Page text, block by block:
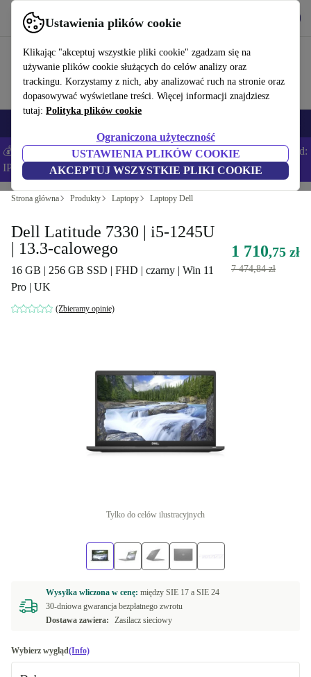
Ustawienia plików cookie
Klikając "akceptuj wszystkie pliki cookie" zgadzam się na
używanie plików cookie służących do celów analizy oraz
trackingu. Korzystamy z nich, aby analizować ruch na stronie oraz
dopasowywać wyświetlane treści. Więcej informacji znajdziesz
tutaj: Polityka plików cookie
Ograniczona użyteczność
USTAWIENIA PLIKÓW COOKIE
AKCEPTUJ WSZYSTKIE PLIKI COOKIE
Korzystaj z refurbed szybko i łatwo
💰Zaoszczędź DODATKOWE 5% na wszystkich iPhone’ach – Kod:
IPHONEDEAL –Regulamin
Strona główna Produkty Laptopy Laptopy Dell
Dell Latitude 7330 | i5-1245U
| 13.3-calowego
16 GB | 256 GB SSD | FHD | czarny | Win 11
Pro | UK
(Zbieramy opinie)
1 710,75 zł
7 474,84 zł
Tylko do celów ilustracyjnych
Wysyłka wliczona w cenę: między SIE 17 a SIE 24
30-dniowa gwarancja bezpłatnego zwrotu
Dostawa zawiera:
Zasilacz sieciowy
Wybierz wygląd(Info)